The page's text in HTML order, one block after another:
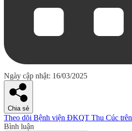
Ngày cập nhật: 16/03/2025
Chia sẻ
Theo dõi Bệnh viện ĐKQT Thu Cúc trên
Bình luận